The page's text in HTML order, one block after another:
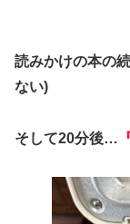
読みかけの本の
ない)
そして20分後…